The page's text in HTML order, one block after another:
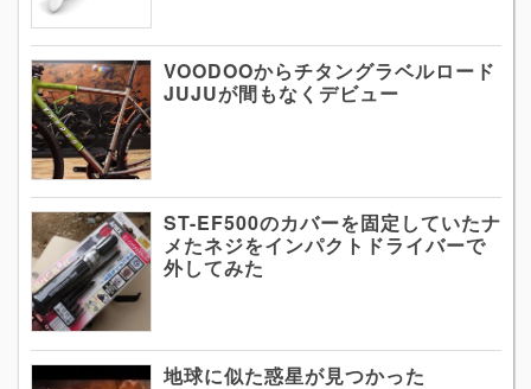
VOODOOからチタングラベルロード
JUJUが間もなくデビュー
ST-EF500のカバーを固定していたナ
メたネジをインパクトドライバーで
外してみた
地球に似た惑星が見つかった